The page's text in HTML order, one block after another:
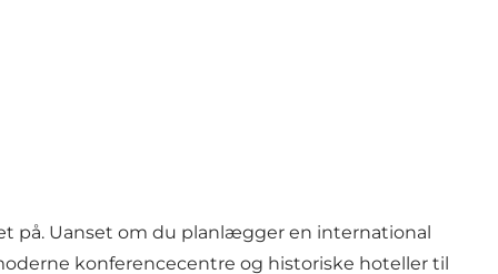
på. Uanset om du planlægger en international
konferencecentre og historiske hoteller til